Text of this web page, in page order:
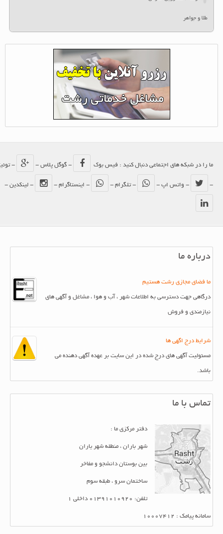
طلا و جواهر
ما را در شبکه های اجتماعی دنبال کنید : فیس بوک - گوگل پلاس - - توئیتر
- واتس اپ - - تلگرام - - اینستاگرام - - لینکدین -
درباره ما
ما فضای مجازی رشت هستیم
درگاهی جهت دسترسی به اطلاعات شهر ، آب و هوا ، مشاغل و آگهی های
نیازمندی و فروش
شرایط درج اگهی ها
مسئولیت آگهی های درج شده در این سایت بر عهده آگهی دهنده می
باشد.
تماس با ما
دفتر مرکزی ما :
شهر باران ، منطقه شهر یاران
بین بوستان دانشجو و مفاخر
ساختمان سرو ، طبقه سوم
تلفن: 01391010920 داخلی 1
سامانه پیامک : 10007412